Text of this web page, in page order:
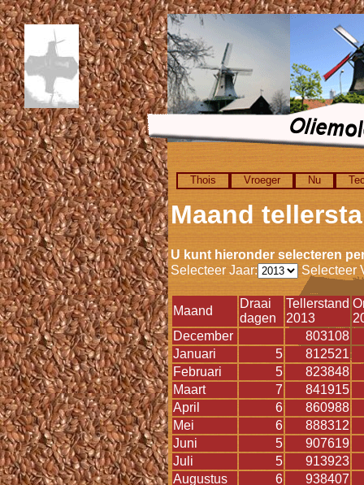
Thois Vroeger Nu
Maand
U kunt hieronder selecteren
Selecteer Jaar:
Selecteer
Maand
Draai
dagen
Tellerstand
2013
December
803108
Januari
5
812521
Februari
5
823848
Maart
7
841915
April
6
860988
Mei
6
888312
Juni
5
907619
Juli
5
913923
Augustus
6
938407